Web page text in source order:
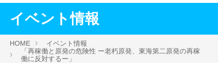
イベント情報
HOME
イベント情報
「再稼働と原発の危険性 ー老朽原発、東海第二原発の再稼
働に反対するー」